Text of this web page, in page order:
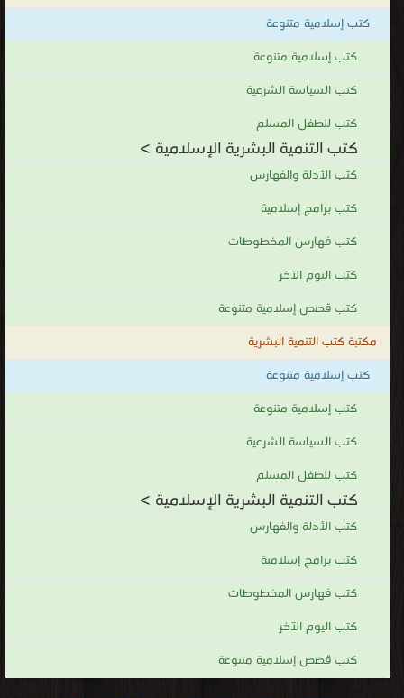
كتب إسلامية متنوعة
كتب إسلامية متنوعة
كتب السياسة الشرعية
كتب للطفل المسلم
كتب التنمية البشرية الإسلامية >
كتب الأدلة والفهارس
كتب برامج إسلامية
كتب فهارس المخطوطات
كتب اليوم الآخر
كتب قصص إسلامية متنوعة
مكتبة كتب التنمية البشرية
كتب إسلامية متنوعة
كتب إسلامية متنوعة
كتب السياسة الشرعية
كتب للطفل المسلم
كتب التنمية البشرية الإسلامية >
كتب الأدلة والفهارس
كتب برامج إسلامية
كتب فهارس المخطوطات
كتب اليوم الآخر
كتب قصص إسلامية متنوعة